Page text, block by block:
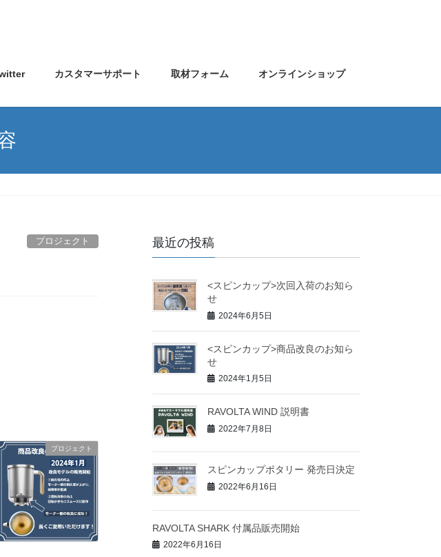
カスタマーサポート 取材フォーム オンラインショップ
プロジェクト
プロジェクト
最近の投稿
<スピンカップ>次回入荷のお知ら
せ
2024年6月5日
<スピンカップ>商品改良のお知ら
せ
2024年1月5日
RAVOLTA WIND 説明書
2022年7月8日
スピンカップポタリー 発売日決定
2022年6月16日
RAVOLTA SHARK 付属品販売開始
2022年6月16日